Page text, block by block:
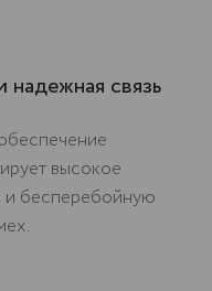
надежная связь
высокое
и бесперебойную